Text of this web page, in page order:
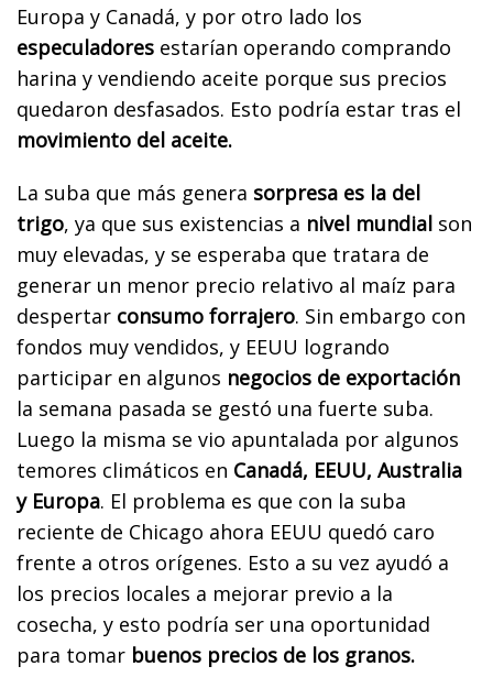
Europa y Canadá, y por otro lado los
especuladores estarían operando comprando
harina y vendiendo aceite porque sus precios
quedaron desfasados. Esto podría estar tras el
movimiento del aceite.
La suba que más genera sorpresa es la del
trigo, ya que sus existencias a nivel mundial son
muy elevadas, y se esperaba que tratara de
generar un menor precio relativo al maíz para
despertar consumo forrajero. Sin embargo con
fondos muy vendidos, y EEUU logrando
participar en algunos negocios de exportación
la semana pasada se gestó una fuerte suba.
Luego la misma se vio apuntalada por algunos
temores climáticos en Canadá, EEUU, Australia
y Europa. El problema es que con la suba
reciente de Chicago ahora EEUU quedó caro
frente a otros orígenes. Esto a su vez ayudó a
los precios locales a mejorar previo a la
cosecha, y esto podría ser una oportunidad
para tomar buenos precios de los granos.